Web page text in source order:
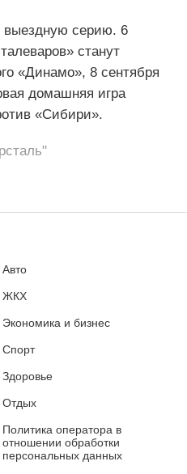
выездную серию. 6
станут
«Динамо», 8 сентября
домашняя игра
«Сибири».
Авто
ЖКХ
Экономика и бизнес
Спорт
Здоровье
Отдых
Политика оператора в
отношении обработки
персональных данных